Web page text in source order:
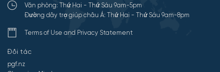
Văn phòng: Thứ Hai - Thứ Sáu 9am-5pm
Đường dây trợ giúp châu Á: Thứ Hai - Thứ Sáu 9am-8pm
Terms of Use and Privacy Statement
Đối tác
pgf.nz